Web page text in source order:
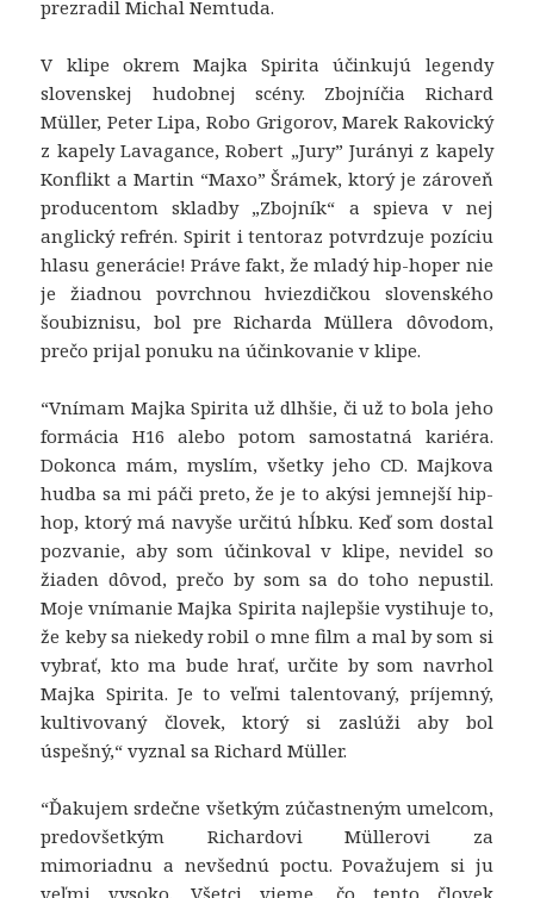
prezradil Michal Nemtuda.
V klipe okrem Majka Spirita účinkujú legendy
slovenskej hudobnej scény. Zbojníčia Richard
Müller, Peter Lipa, Robo Grigorov, Marek Rakovický
z kapely Lavagance, Robert „Jury” Jurányi z kapely
Konflikt a Martin “Maxo” Šrámek, ktorý je zároveň
producentom skladby „Zbojník“ a spieva v nej
anglický refrén. Spirit i tentoraz potvrdzuje pozíciu
hlasu generácie! Práve fakt, že mladý hip-hoper nie
je žiadnou povrchnou hviezdičkou slovenského
šoubiznisu, bol pre Richarda Müllera dôvodom,
prečo prijal ponuku na účinkovanie v klipe.
“Vnímam Majka Spirita už dlhšie, či už to bola jeho
formácia H16 alebo potom samostatná kariéra.
Dokonca mám, myslím, všetky jeho CD. Majkova
hudba sa mi páči preto, že je to akýsi jemnejší hip-
hop, ktorý má navyše určitú hĺbku. Keď som dostal
pozvanie, aby som účinkoval v klipe, nevidel so
žiaden dôvod, prečo by som sa do toho nepustil.
Moje vnímanie Majka Spirita najlepšie vystihuje to,
že keby sa niekedy robil o mne film a mal by som si
vybrať, kto ma bude hrať, určite by som navrhol
Majka Spirita. Je to veľmi talentovaný, príjemný,
kultivovaný človek, ktorý si zaslúži aby bol
úspešný,“vyznal sa Richard Müller.
“Ďakujem srdečne všetkým zúčastneným umelcom,
predovšetkým Richardovi Müllerovi za
mimoriadnu a nevšednú poctu. Považujem si ju
veľmi vysoko. Všetci vieme, čo tento človek